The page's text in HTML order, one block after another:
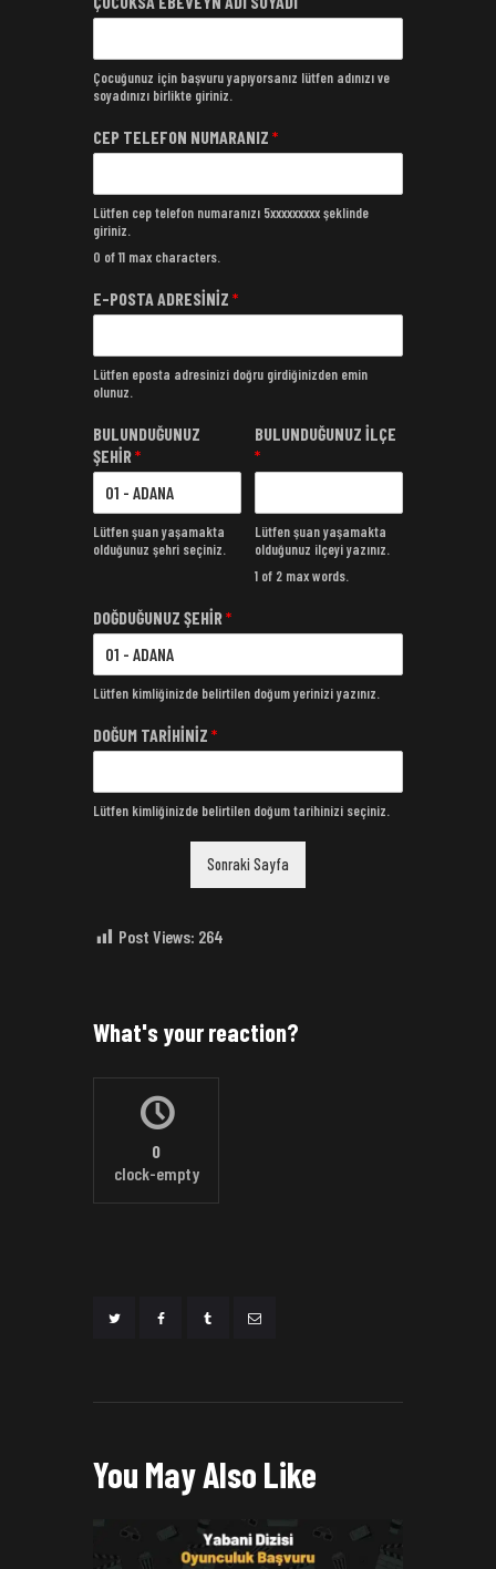
Çocuğunuz için başvuru yapıyorsanız lütfen adınızı ve
soyadınızı birlikte giriniz.
CEP TELEFON NUMARANIZ *
Lütfen cep telefon numaranızı 5xxxxxxxxx şeklinde
giriniz.
0 of 11 max characters.
E-POSTA ADRESİNİZ *
Lütfen eposta adresinizi doğru girdiğinizden emin
olunuz.
BULUNDUĞUNUZ
ŞEHİR*
Lütfen şuan yaşamakta
olduğunuz şehri seçiniz.
BULUNDUĞUNUZ İLÇE
*
Lütfen şuan yaşamakta
olduğunuz ilçeyi yazınız.
1 of 2 max words.
DOĞDUĞUNUZ ŞEHİR*
Lütfen kimliğinizde belirtilen doğum yerinizi yazınız.
DOĞUM TARİHİNİZ *
Lütfen kimliğinizde belirtilen doğum tarihinizi seçiniz.
Sonraki Sayfa
Post Views: 264
What's your reaction?
0
clock-empty
You May Also Like